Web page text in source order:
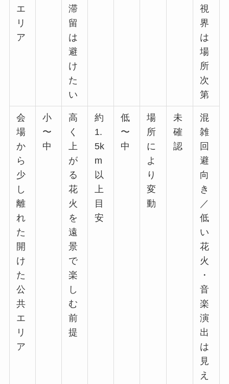
エ
リ
ア
滞
留
は
避
け
た
い
視
界
は
場
所
次
第
会
場
か
ら
少
し
離
れ
た
開
け
た
公
共
エ
リ
ア
小
〜
中
高
く
上
が
る
花
火
を
遠
景
で
楽
し
む
前
提
約
1.
5k
m
以
上
目
安
低
〜
中
場
所
に
よ
り
変
動
未
確
認
混
雑
回
避
向
き
／
低
い
花
火
・
音
楽
演
出
は
見
え